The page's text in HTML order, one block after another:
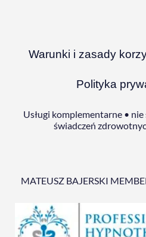
Warunki i zasady
Polityka
Usługi komplementarne •
świadczeń
MATEUSZ BAJERSKI